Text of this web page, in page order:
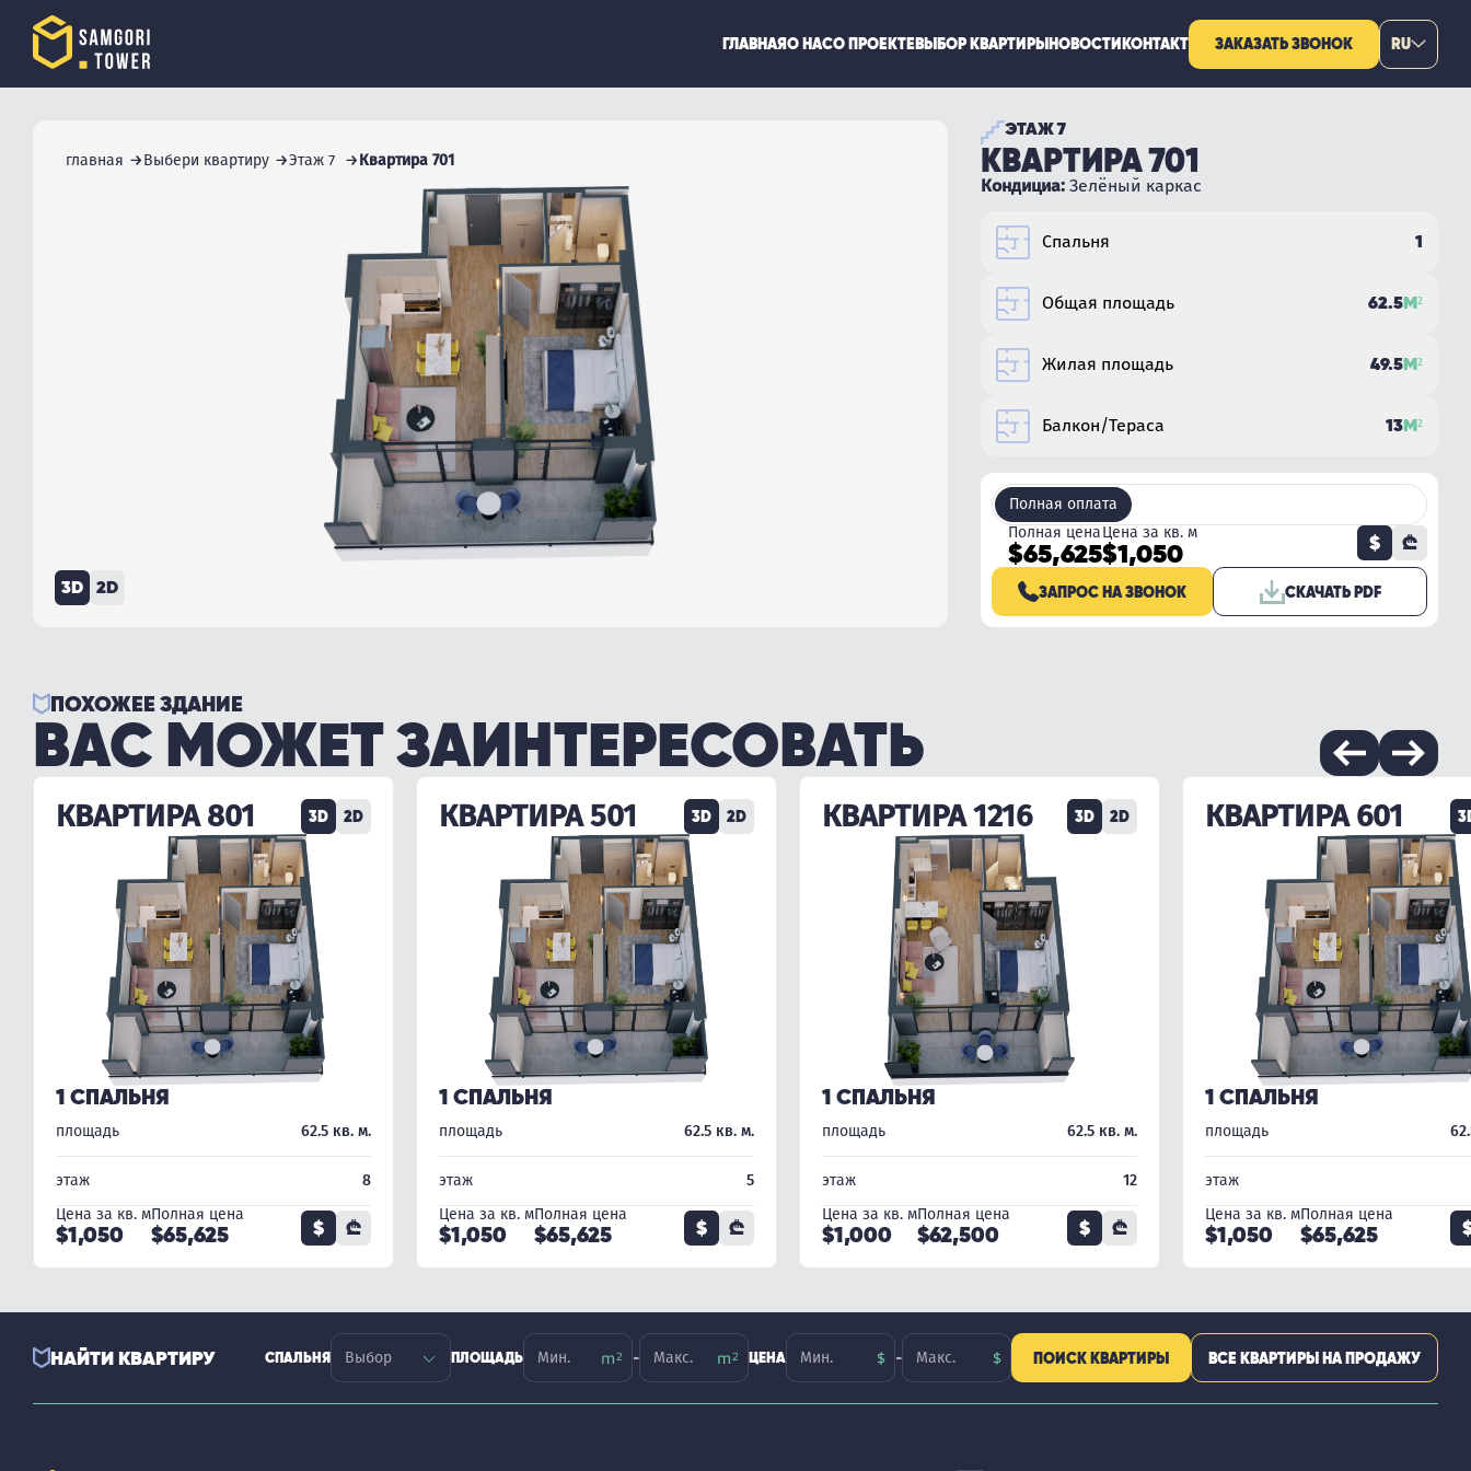
ГЛАВНАЯО НАСО ПРОЕКТЕВЫБОР КВАРТИРЫНОВОСТИКОНТАКТ ЗАКАЗАТЬ ЗВОНОК RU
главная Выбери квартиру Этаж 7 Квартира 701
3D 2D
ЭТАЖ 7
КВАРТИРА 701
Кондициа: Зелёный каркас
Спальня 1
Общая площадь 62.5М²
Жилая площадь 49.5М²
Балкон/Тераса 13М²
Полная оплата
Полная цена
$65,625
Цена за кв. м
$1,050 $ ₾
ЗАПРОС НА ЗВОНОК СКАЧАТЬ PDF
ПОХОЖЕЕ ЗДАНИЕ
ВАС МОЖЕТ ЗАИНТЕРЕСОВАТЬ
КВАРТИРА 801 3D 2D
1 СПАЛЬНЯ
площадь 62.5 кв. м.
этаж
8
Цена за кв. м
$1,050
Полная цена
$65,625 $ ₾
КВАРТИРА 501 3D 2D
1 СПАЛЬНЯ
площадь 62.5 кв. м.
этаж
5
Цена за кв. м
$1,050
Полная цена
$65,625 $ ₾
КВАРТИРА 1216 3D 2D
1 СПАЛЬНЯ
площадь 62.5 кв. м.
этаж
12
Цена за кв. м
$1,000
Полная цена
$62,500 $ ₾
КВАРТИРА 601
1 СПАЛЬНЯ
площадь
этаж
Цена за кв. м
$1,050
Полная цена
$65,625
НАЙТИ КВАРТИРУ СПАЛЬНЯ ПЛОЩАДЬ - ЦЕНА - ПОИСК КВАРТИРЫ ВСЕ КВАРТИРЫ НА ПРОДАЖУ